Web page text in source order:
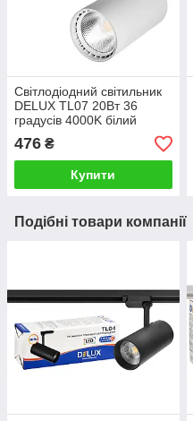
Світлодіодний світильник
DELUX TL07 20Вт 36
градусів 4000K білий
476 ₴
Купити
Подібні товари компанії